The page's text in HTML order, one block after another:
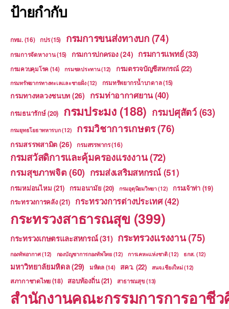
ป้ายกำกับ
กทม.(16) กปร(15) กรมการขนส่งทางบก(74)
กรมการจัดหางาน(15) กรมการปกครอง(24) กรมการแพทย์(33)
กรมควบคุมโรค (14) กรมชลประทาน(12) กรมตรวจบัญชีสหกรณ์(22)
กรมทรัพยากรทางทะเลและชายฝั่ง(12) กรมทรัพยากรน้ำบาดาล(15)
กรมทางหลวงชนบท (26) กรมท่าอากาศยาน(40)
กรมธนารักษ์(20) กรมประมง(188) กรมปศุสัตว์(63)
กรมยุทธโยธาทหารบก(12) กรมวิชาการเกษตร(76)
กรมสรรพสามิต (26) กรมสรรพากร(16)
กรมสวัสดิการและคุ้มครองแรงงาน(72)
กรมสุขภาพจิต(60) กรมส่งเสริมสหกรณ์(51)
กรมหม่อนไหม (21) กรมอนามัย (20) กรมอุตุนิยมวิทยา(12) กรมเจ้าท่า(19)
กระทรวงการคลัง(21) กระทรวงการต่างประเทศ(42)
กระทรวงสาธารณสุข (399)
กระทรวงเกษตรและสหกรณ์(31) กระทรวงแรงงาน(75)
กองทัพอากาศ(12) กองบัญชาการกองทัพไทย(12) การเคหะแห่งชาติ(12) ธกส. (12)
มหาวิทยาลัยมหิดล(29) มหิดล(14) สคว. (22) สนจ.เชียงใหม่(12)
สภากาชาดไทย(18) สอบท้องถิ่น(21) สาธารณสุข (13)
สำนักงานคณะกรรมการการอาชี